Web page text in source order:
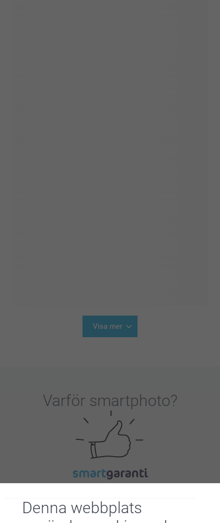
Denna webbplats
Visa mer
Varför smartphoto?